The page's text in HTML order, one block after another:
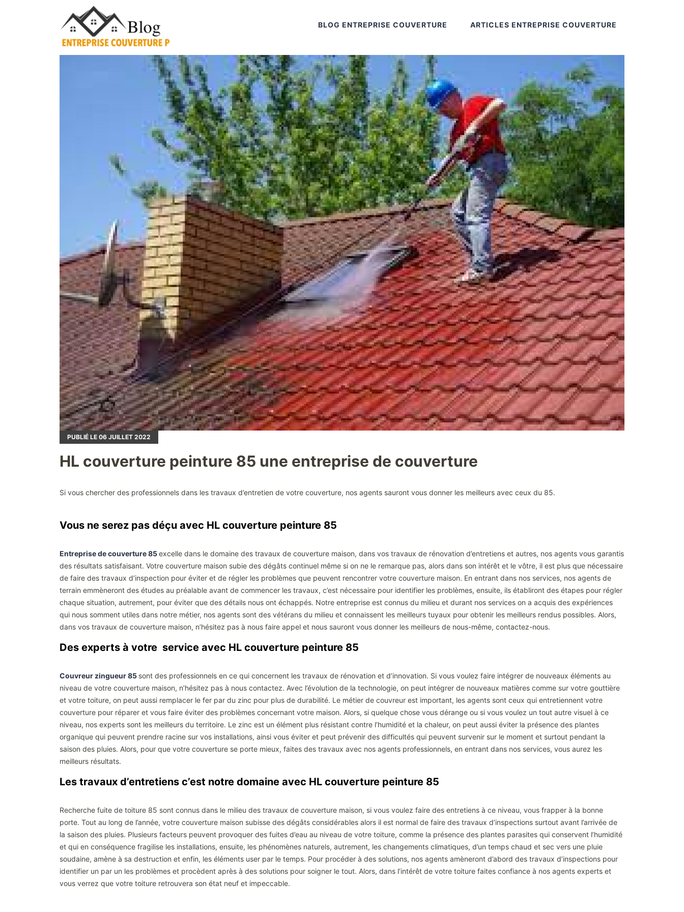
BLOG ENTREPRISE COUVERTURE ARTICLES ENTREPRISE COUVERTURE
PUBLIÉ LE 06 JUILLET 2022
HL couverture peinture 85 une entreprise de couverture
Si vous chercher des professionnels dans les travaux d’entretien de votre couverture, nos agents sauront vous donner les meilleurs avec ceux du 85.
Vous ne serez pas déçu avec HL couverture peinture 85
Entreprise de couverture 85excelle dans le domaine des travaux de couverture maison, dans vos travaux de rénovation d’entretiens et autres, nos agents vous garantis
des résultats satisfaisant. Votre couverture maison subie des dégâts continuel même si on ne le remarque pas, alors dans son intérêt et le vôtre, il est plus que nécessaire
de faire des travaux d’inspection pour éviter et de régler les problèmes que peuvent rencontrer votre couverture maison. En entrant dans nos services, nos agents de
terrain emmèneront des études au préalable avant de commencer les travaux, c’est nécessaire pour identifier les problèmes, ensuite, ils établiront des étapes pour régler
chaque situation, autrement, pour éviter que des détails nous ont échappés. Notre entreprise est connus du milieu et durant nos services on a acquis des expériences
qui nous somment utiles dans notre métier, nos agents sont des vétérans du milieu et connaissent les meilleurs tuyaux pour obtenir les meilleurs rendus possibles. Alors,
dans vos travaux de couverture maison, n’hésitez pas à nous faire appel et nous sauront vous donner les meilleurs de nous-même, contactez-nous.
Des experts à votre service avec HL couverture peinture 85
Couvreur zingueur 85 sont des professionnels en ce qui concernent les travaux de rénovation et d’innovation. Si vous voulez faire intégrer de nouveaux éléments au
niveau de votre couverture maison, n’hésitez pas à nous contactez. Avec l’évolution de la technologie, on peut intégrer de nouveaux matières comme sur votre gouttière
et votre toiture, on peut aussi remplacer le fer par du zinc pour plus de durabilité. Le métier de couvreur est important, les agents sont ceux qui entretiennent votre
couverture pour réparer et vous faire éviter des problèmes concernant votre maison. Alors, si quelque chose vous dérange ou si vous voulez un tout autre visuel à ce
niveau, nos experts sont les meilleurs du territoire. Le zinc est un élément plus résistant contre l’humidité et la chaleur, on peut aussi éviter la présence des plantes
organique qui peuvent prendre racine sur vos installations, ainsi vous éviter et peut prévenir des difficultés qui peuvent survenir sur le moment et surtout pendant la
saison des pluies. Alors, pour que votre couverture se porte mieux, faites des travaux avec nos agents professionnels, en entrant dans nos services, vous aurez les
meilleurs résultats.
Les travaux d’entretiens c’est notre domaine avec HL couverture peinture 85
Recherche fuite de toiture 85 sont connus dans le milieu des travaux de couverture maison, si vous voulez faire des entretiens à ce niveau, vous frapper à la bonne
porte. Tout au long de l’année, votre couverture maison subisse des dégâts considérables alors il est normal de faire des travaux d’inspections surtout avant l’arrivée de
la saison des pluies. Plusieurs facteurs peuvent provoquer des fuites d’eau au niveau de votre toiture, comme la présence des plantes parasites qui conservent l’humidité
et qui en conséquence fragilise les installations, ensuite, les phénomènes naturels, autrement, les changements climatiques, d’un temps chaud et sec vers une pluie
soudaine, amène à sa destruction et enfin, les éléments user par le temps. Pour procéder à des solutions, nos agents amèneront d’abord des travaux d’inspections pour
identifier un par un les problèmes et procèdent après à des solutions pour soigner le tout. Alors, dans l’intérêt de votre toiture faites confiance à nos agents experts et
vous verrez que votre toiture retrouvera son état neuf et impeccable.